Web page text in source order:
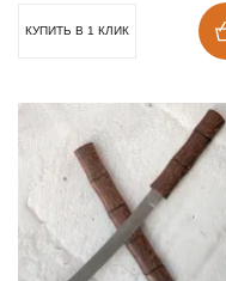
КУПИТЬ В 1 КЛИК